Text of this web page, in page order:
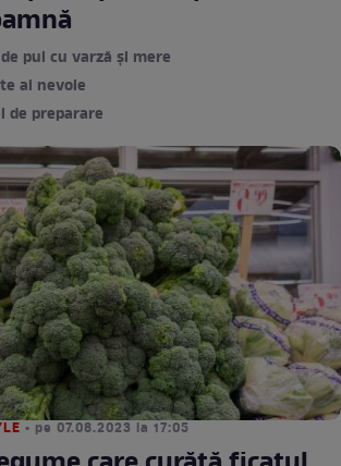
pui cu varză și mere
ai nevoie
de preparare
• pe 07.08.2023 la 17:05